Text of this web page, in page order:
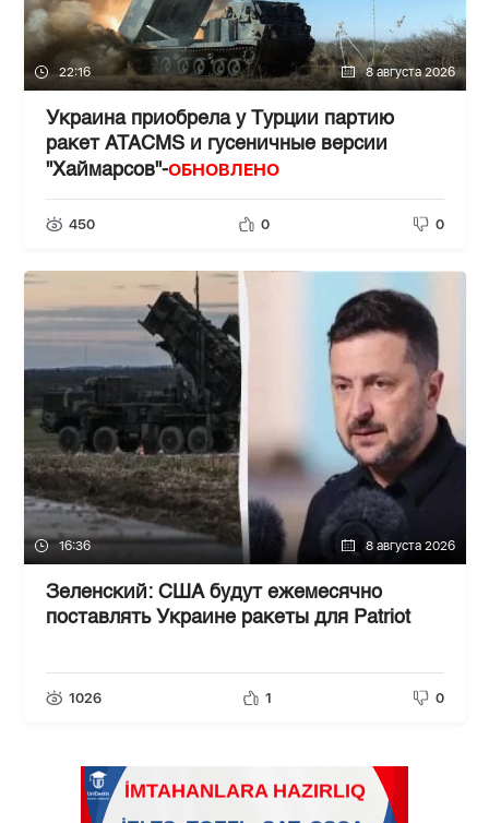
22:16 8 августа 2026
Украина приобрела у Турции партию
ракет ATACMS и гусеничные версии
"Хаймарсов"-ОБНОВЛЕНО
450 0 0
16:36 8 августа 2026
Зеленский: США будут ежемесячно
поставлять Украине ракеты для Patriot
1026 1 0